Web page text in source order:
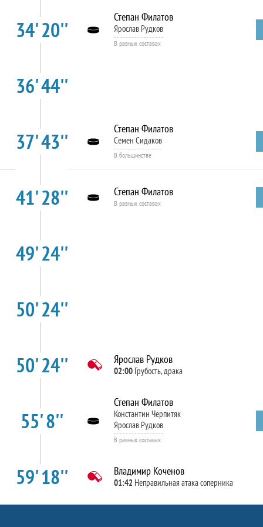
34' 20'' Степан Филатов
Ярослав Рудков
В равных составах
36' 44''
37' 43'' Степан Филатов
Семен Сидаков
В большинстве
41' 28'' Степан Филатов
В равных составах
49' 24''
50' 24''
50' 24'' Ярослав Рудков
02:00 Грубость, драка
55' 8''
Степан Филатов
Константин Черпитяк
Ярослав Рудков
В равных составах
59' 18'' Владимир Коченов
01:42 Неправильная атака соперника